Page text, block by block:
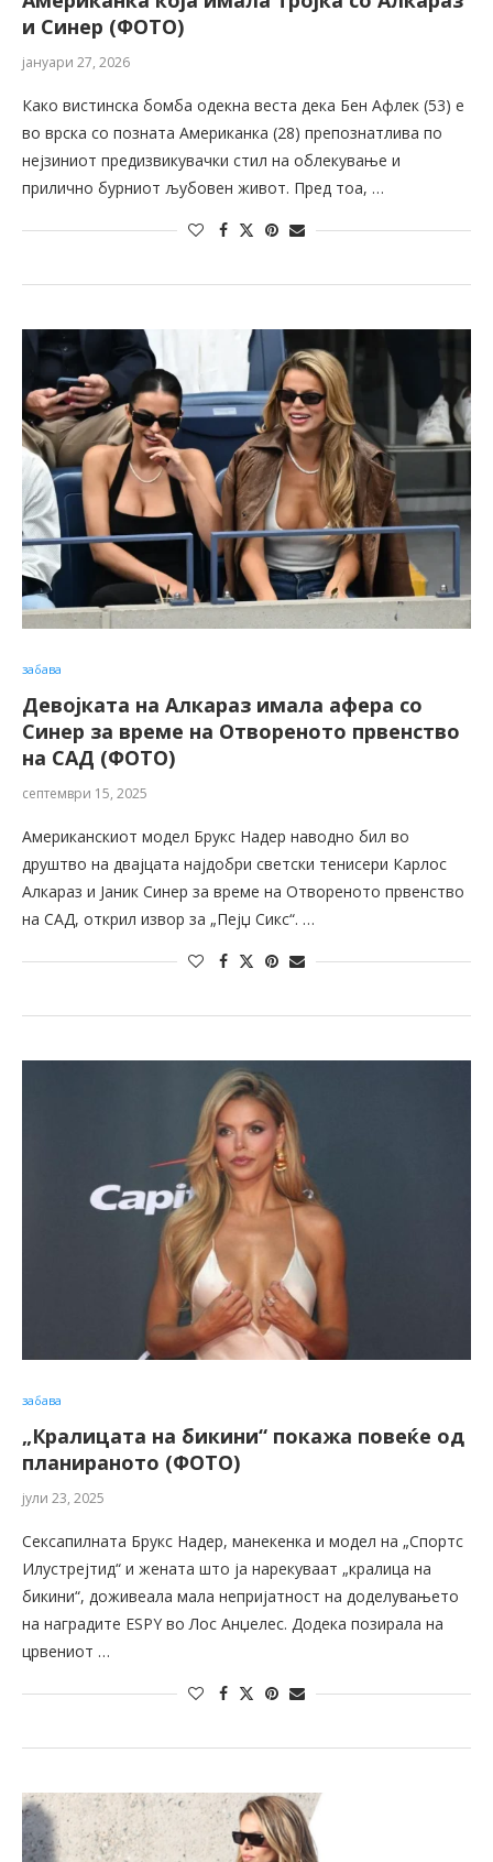
и Синер (ФОТО)
јануари 27, 2026
Како вистинска бомба одекна веста дека Бен Афлек (53) е
во врска со позната Американка (28) препознатлива по
нејзиниот предизвикувачки стил на облекување и
прилично бурниот љубовен живот. Пред тоа, …
забава
Девојката на Алкараз имала афера со
Синер за време на Отвореното првенство
на САД (ФОТО)
септември 15, 2025
Американскиот модел Брукс Надер наводно бил во
друштво на двајцата најдобри светски тенисери Карлос
Алкараз и Јаник Синер за време на Отвореното првенство
на САД, открил извор за „Пејџ Сикс“. …
забава
„Кралицата на бикини“ покажа повеќе од
планираното (ФОТО)
јули 23, 2025
Сексапилната Брукс Надер, манекенка и модел на „Спортс
Илустрејтид“ и жената што ја нарекуваат „кралица на
бикини“, доживеала мала непријатност на доделувањето
на наградите ESPY во Лос Анџелес. Додека позирала на
црвениот …